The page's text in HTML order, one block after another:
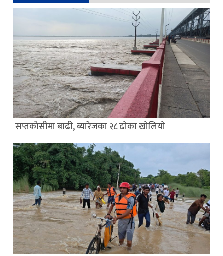
सप्तकोसीमा बाढी, ब्यारेजका २८ ढोका खोलियो